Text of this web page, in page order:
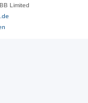
Limited